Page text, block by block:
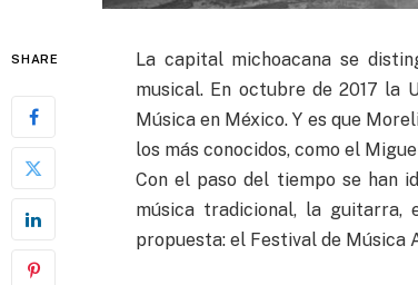
SHARE
La capital michoacana se
musical. En octubre de 2017 la
Música en México. Y es que
los más conocidos, como el
Con el paso del tiempo se han
música tradicional, la guitarra,
propuesta: el Festival de Música